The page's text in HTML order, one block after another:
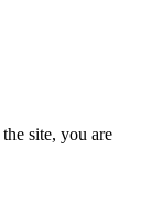
site, you are